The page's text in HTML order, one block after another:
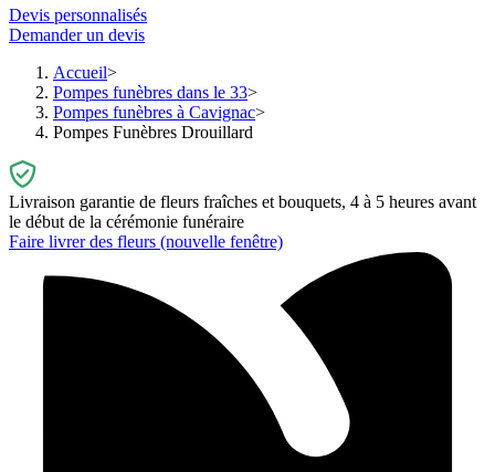
Devis personnalisés
Demander un devis
Accueil
Pompes funèbres dans le 33
Pompes funèbres à Cavignac
Pompes Funèbres Drouillard
Livraison garantie de fleurs fraîches et bouquets, 4 à 5 heures avant
le début de la cérémonie funéraire
Faire livrer des fleurs (nouvelle fenêtre)